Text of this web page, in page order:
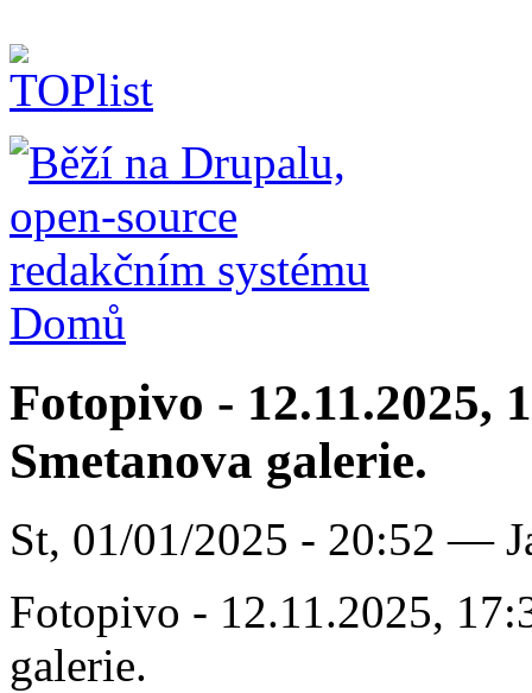
Domů
Fotopivo - 12.11.2025,
Smetanova galerie.
St, 01/01/2025 - 20:52 —
Fotopivo - 12.11.2025,
galerie.